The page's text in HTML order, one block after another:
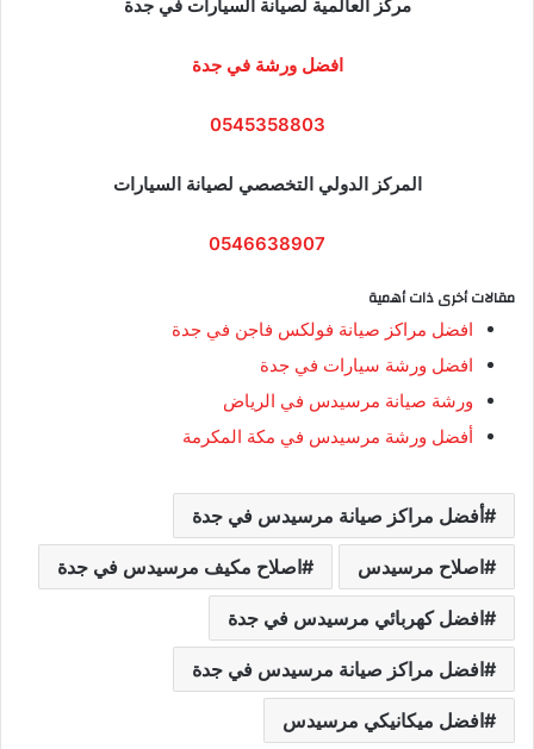
مركز العالمية لصيانة السيارات في جدة
افضل ورشة في جدة
0545358803
المركز الدولي التخصصي لصيانة السيارات
0546638907
مقالات أخرى ذات أهمية
افضل مراكز صيانة فولكس فاجن في جدة
افضل ورشة سيارات في جدة
ورشة صيانة مرسيدس في الرياض
أفضل ورشة مرسيدس في مكة المكرمة
أفضل مراكز صيانة مرسيدس في جدة
اصلاح مرسيدس اصلاح مكيف مرسيدس في جدة
افضل كهربائي مرسيدس في جدة
افضل مراكز صيانة مرسيدس في جدة
افضل ميكانيكي مرسيدس